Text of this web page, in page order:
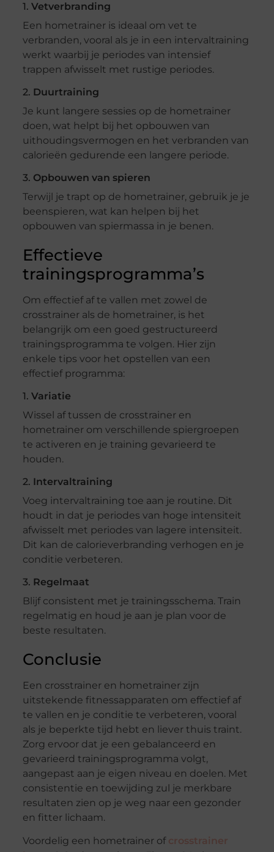
1. Vetverbranding
Een hometrainer is ideaal om vet te
verbranden, vooral als je in een intervaltraining
werkt waarbij je periodes van intensief
trappen afwisselt met rustige periodes.
2. Duurtraining
Je kunt langere sessies op de hometrainer
doen, wat helpt bij het opbouwen van
uithoudingsvermogen en het verbranden van
calorieën gedurende een langere periode.
3. Opbouwen van spieren
Terwijl je trapt op de hometrainer, gebruik je je
beenspieren, wat kan helpen bij het
opbouwen van spiermassa in je benen.
Effectieve
trainingsprogramma’s
Om effectief af te vallen met zowel de
crosstrainer als de hometrainer, is het
belangrijk om een goed gestructureerd
trainingsprogramma te volgen. Hier zijn
enkele tips voor het opstellen van een
effectief programma:
1. Variatie
Wissel af tussen de crosstrainer en
hometrainer om verschillende spiergroepen
te activeren en je training gevarieerd te
houden.
2. Intervaltraining
Voeg intervaltraining toe aan je routine. Dit
houdt in dat je periodes van hoge intensiteit
afwisselt met periodes van lagere intensiteit.
Dit kan de calorieverbranding verhogen en je
conditie verbeteren.
3. Regelmaat
Blijf consistent met je trainingsschema. Train
regelmatig en houd je aan je plan voor de
beste resultaten.
Conclusie
Een crosstrainer en hometrainer zijn
uitstekende fitnessapparaten om effectief af
te vallen en je conditie te verbeteren, vooral
als je beperkte tijd hebt en liever thuis traint.
Zorg ervoor dat je een gebalanceerd en
gevarieerd trainingsprogramma volgt,
aangepast aan je eigen niveau en doelen. Met
consistentie en toewijding zul je merkbare
resultaten zien op je weg naar een gezonder
en fitter lichaam.
Voordelig een hometrainer of crosstrainer